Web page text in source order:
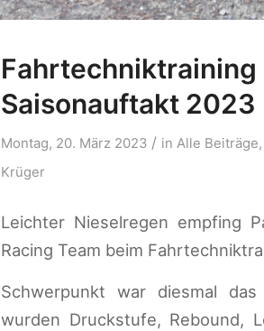
Fahrtechniktraining
Saisonauftakt 2023
Montag, 20. März 2023 / in Alle Beiträge,
Krüger
Leichter Nieselregen empfing
Racing Team beim
Schwerpunkt war diesmal
wurden Druckstufe, Rebound,